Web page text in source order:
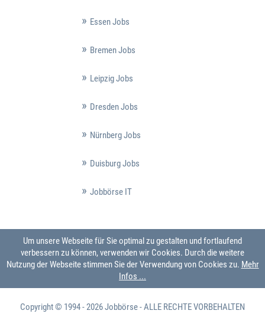
Essen Jobs
Bremen Jobs
Leipzig Jobs
Dresden Jobs
Nürnberg Jobs
Duisburg Jobs
Jobbörse IT
Um unsere Webseite für Sie optimal zu gestalten und fortlaufend
verbessern zu können, verwenden wir Cookies. Durch die weitere
Nutzung der Webseite stimmen Sie der Verwendung von Cookies zu. Mehr
Infos ...
Copyright © 1994 - 2026Jobbörse- ALLE RECHTE VORBEHALTEN